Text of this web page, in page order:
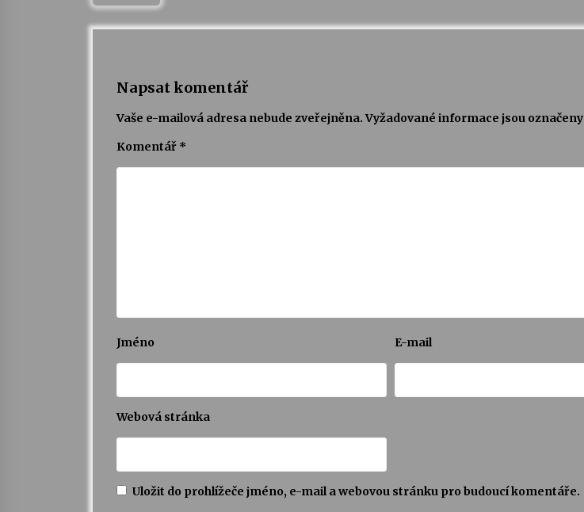
Napsat komentář
Vaše e-mailová adresa nebude zveřejněna. Vyžadované informace jsou označeny
Komentář *
Jméno E-mail
Webová stránka
Uložit do prohlížeče jméno, e-mail a webovou stránku pro budoucí komentáře.